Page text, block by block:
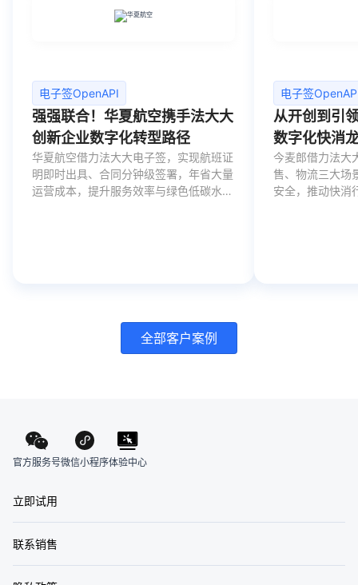
电子签OpenAPI
强强联合！华夏航空携手法大大
创新企业数字化转型路径
华夏航空借力法大大电子签，实现航班证
明即时出具、合同分钟级签署，年省大量
运营成本，提升服务效率与绿色低碳水
电子签
从开创到引
数字化快消
今麦郎借力法大
售、物流三大场
安全，推动快消
全部客户案例
官方服务号微信小程序体验中心
立即试用
联系销售